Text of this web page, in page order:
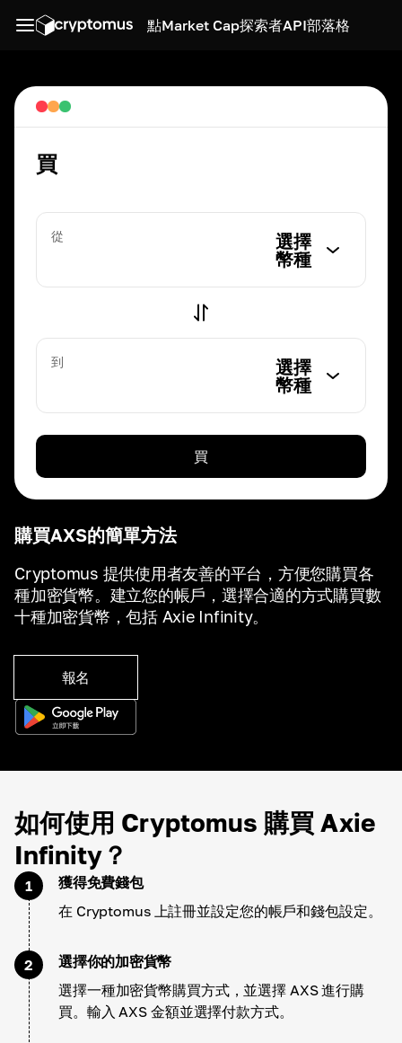
點Market Cap探索者API部落格
購買AXS的簡單方法
Cryptomus 提供使用者友善的平台，方便您購買各
種加密貨幣。建立您的帳戶，選擇合適的方式購買數
十種加密貨幣，包括 Axie Infinity。
報名
買
從
選擇
幣種
到
選擇
幣種
買
如何使用 Cryptomus 購買 Axie
Infinity？
1
獲得免費錢包
在 Cryptomus 上註冊並設定您的帳戶和錢包設定。
2
選擇你的加密貨幣
選擇一種加密貨幣購買方式，並選擇 AXS 進行購
買。輸入 AXS 金額並選擇付款方式。